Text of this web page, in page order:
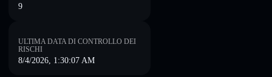
9
ULTIMA DATA DI CONTROLLO DEI
RISCHI
8/4/2026, 1:30:07 AM